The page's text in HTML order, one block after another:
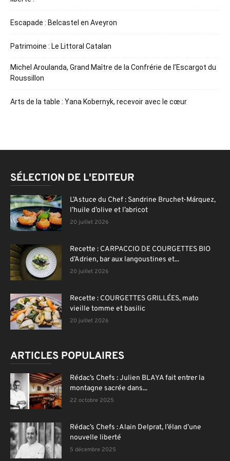
Escapade : Belcastel en Aveyron
Patrimoine : Le Littoral Catalan
Michel Aroulanda, Grand Maître de la Confrérie de l’Escargot du
Roussillon
Arts de la table : Yana Kobernyk, recevoir avec le cœur
SÉLECTION DE L'EDITEUR
L’Astuce du Chef : Sandrine Bruchet-Márquez,
l’huile d’olive et l’abricot
20 juillet 2026
Recette : CARPACCIO DE COURGETTES BIO
d’Adrien, bar aux langoustines et...
20 juillet 2026
Recette : COURGETTES GRILLÉES, mato
vieille tomme et basilic
20 juillet 2026
ARTICLES POPULAIRES
Rédac’s Chefs : Julien BLAYA fait entrer la
montagne sacrée dans...
22 octobre 2025
Rédac’s Chefs : Alain Delprat, l’élan d’une
nouvelle liberté
5 décembre 2025